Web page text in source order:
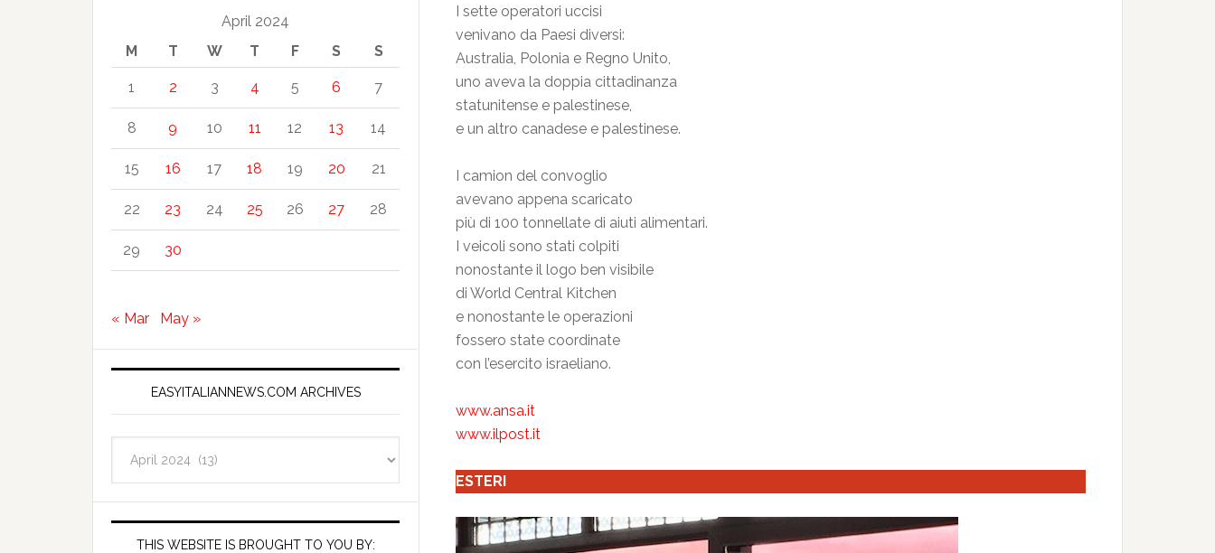
I sette operatori uccisi
venivano da Paesi diversi:
Australia, Polonia e Regno Unito,
uno aveva la doppia cittadinanza
statunitense e palestinese,
e un altro canadese e palestinese.
I camion del convoglio
avevano appena scaricato
più di 100 tonnellate di aiuti alimentari.
I veicoli sono stati colpiti
nonostante il logo ben visibile
di World Central Kitchen
e nonostante le operazioni
fossero state coordinate
con l’esercito israeliano.
www.ansa.it
www.ilpost.it
ESTERI
April 2024
M
T W T F S S
1 2 3 4 5 6 7
8 9 10 11 12 13 14
15 16 17 18 19 20 21
22 23 24 25 26 27 28
29 30
« Mar May »
EASYITALIANNEWS.COM ARCHIVES
Archives
THIS WEBSITE IS BROUGHT TO YOU BY: